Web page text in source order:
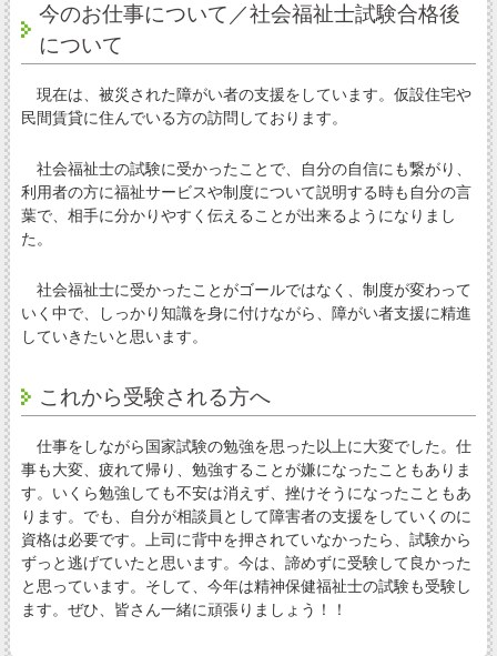
今のお仕事について／社会福祉士試験合格後
について
現在は、被災された障がい者の支援をしています。仮設住宅や
民間賃貸に住んでいる方の訪問しております。
社会福祉士の試験に受かったことで、自分の自信にも繋がり、
利用者の方に福祉サービスや制度について説明する時も自分の言
葉で、相手に分かりやすく伝えることが出来るようになりまし
た。
社会福祉士に受かったことがゴールではなく、制度が変わって
いく中で、しっかり知識を身に付けながら、障がい者支援に精進
していきたいと思います。
これから受験される方へ
仕事をしながら国家試験の勉強を思った以上に大変でした。仕
事も大変、疲れて帰り、勉強することが嫌になったこともありま
す。いくら勉強しても不安は消えず、挫けそうになったこともあ
ります。でも、自分が相談員として障害者の支援をしていくのに
資格は必要です。上司に背中を押されていなかったら、試験から
ずっと逃げていたと思います。今は、諦めずに受験して良かった
と思っています。そして、今年は精神保健福祉士の試験も受験し
ます。ぜひ、皆さん一緒に頑張りましょう！！